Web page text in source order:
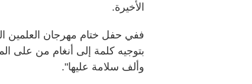
الأخيرة.
ففي حفل ختام مهرجان العلمين
بتوجيه كلمة إلى أنغام من على
وألف سلامة عليها".